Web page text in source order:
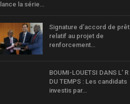
lance la série…
Signature d’accord de prêt
relatif au projet de
renforcement…
BOUMI-LOUETSI DANS L’ R
DU TEMPS : Les candidats
investis par…